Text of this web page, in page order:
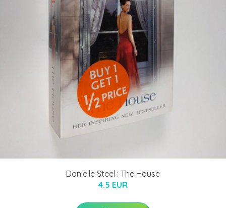
Danielle Steel : The House
4.5 EUR